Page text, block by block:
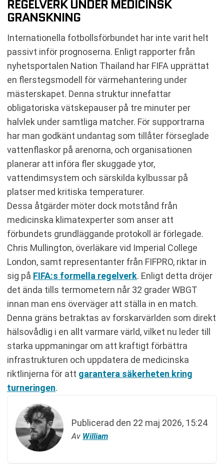
REGELVERK UNDER MEDICINSK
GRANSKNING
Internationella fotbollsförbundet har inte varit helt
passivt inför prognoserna. Enligt rapporter från
nyhetsportalen Nation Thailand har FIFA upprättat
en flerstegsmodell för värmehantering under
mästerskapet. Denna struktur innefattar
obligatoriska vätskepauser på tre minuter per
halvlek under samtliga matcher. För supportrarna
har man godkänt undantag som tillåter förseglade
vattenflaskor på arenorna, och organisationen
planerar att införa fler skuggade ytor,
vattendimsystem och särskilda kylbussar på
platser med kritiska temperaturer.
Dessa åtgärder möter dock motstånd från
medicinska klimatexperter som anser att
förbundets grundläggande protokoll är förlegade.
Chris Mullington, överläkare vid Imperial College
London, samt representanter från FIFPRO, riktar in
sig på FIFA:s formella regelverk. Enligt detta dröjer
det ända tills termometern når 32 grader WBGT
innan man ens överväger att ställa in en match.
Denna gräns betraktas av forskarvärlden som direkt
hälsovådlig i en allt varmare värld, vilket nu leder till
starka uppmaningar om att kraftigt förbättra
infrastrukturen och uppdatera de medicinska
riktlinjerna för att garantera säkerheten kring
turneringen.
Publicerad den 22 maj 2026, 15:24
Av William